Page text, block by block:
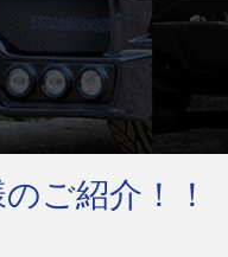
ご紹介！！